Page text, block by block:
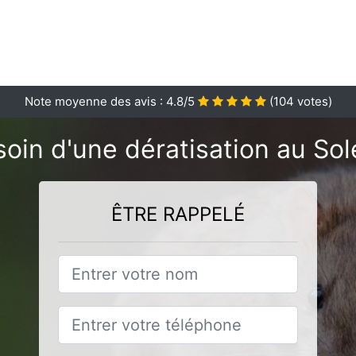
Note moyenne des avis : 4.8/5 (104 votes)
d'une dératisation au
ÊTRE RAPPELÉ